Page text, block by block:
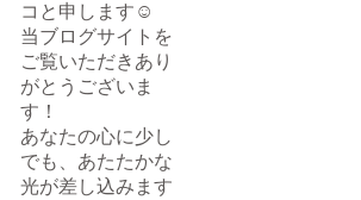
コと申します☺
当ブログサイトを
ご覧いただきあり
がとうございま
す！
あなたの心に少し
でも、あたたかな
光が差し込みます